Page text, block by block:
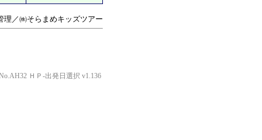
理／㈱そらまめキッズツアー
ＨＰ-出発日選択 v1.136